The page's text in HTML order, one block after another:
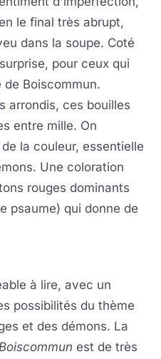
le final très abrupt,
dans la soupe. Coté
pour ceux qui
Boiscommun.
arrondis, ces bouilles
entre mille. On
la couleur, essentielle
Une coloration
rouges dominants
psaume) qui donne de
à lire, avec un
possibilités du thème
et des démons. La
Boiscommun est de très